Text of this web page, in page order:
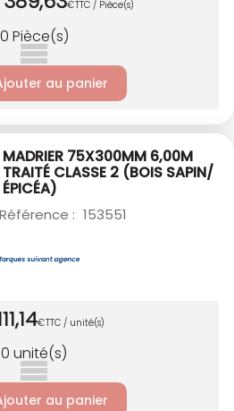
€TTC / Pièce(s)
0 Pièce(s)
au panier
MADRIER 75X300MM 6,00M
TRAITÉ CLASSE 2 (BOIS SAPIN/
ÉPICÉA)
Référence : 153551
,14€TTC / unité(s)
0 unité(s)
au panier